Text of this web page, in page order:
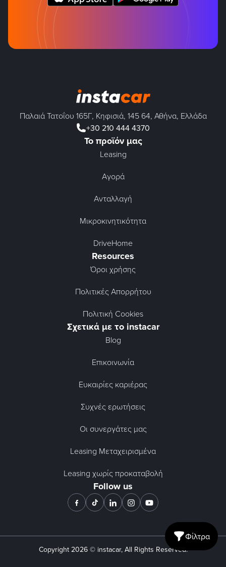
Open mobile
Φίλτρα
Παλαιά Τατοΐου 165Γ, Κηφισιά, 145 64, Αθήνα, Ελλάδα
+30 210 444 4370
Το προϊόν μας
Leasing
Αγορά
Ανταλλαγή
Μικροκινητικότητα
DriveHome
Resources
Όροι χρήσης
Πολιτικές Απορρήτου
Πολιτική Cookies
Σχετικά με το instacar
Blog
Επικοινωνία
Ευκαιρίες καριέρας
Συχνές ερωτήσεις
Οι συνεργάτες μας
Leasing Μεταχειρισμένα
Leasing χωρίς προκαταβολή
Follow us
Copyright 2026© instacar, All Rights Reserved.